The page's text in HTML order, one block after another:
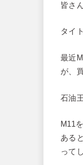
皆さ
タイ
最近
が、
石油
M11
ある
って